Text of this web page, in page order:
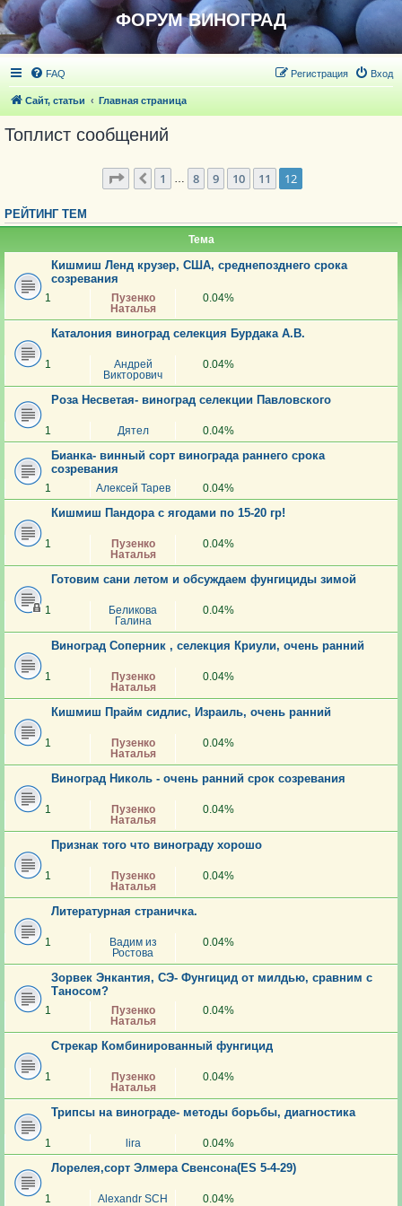
ФОРУМ ВИНОГРАД
FAQ Вход
Регистрация
Сайт, статьи Главная страница
Топлист сообщений
Страница 56из57
Пред.
1 … 8 9 10 11 12
РЕЙТИНГ ТЕМ
Тема
Кишмиш Ленд крузер, США, среднепозднего срока
созревания
1
Пузенко
Наталья
0.04%
Каталония виноград селекция Бурдака А.В.
1
Андрей
Викторович
0.04%
Роза Несветая- виноград селекции Павловского
1 Дятел 0.04%
Бианка- винный сорт винограда раннего срока
созревания
1 Алексей Тарев 0.04%
Кишмиш Пандора с ягодами по 15-20 гр!
1
Пузенко
Наталья
0.04%
Готовим сани летом и обсуждаем фунгициды зимой
1
Беликова
Галина
0.04%
Виноград Соперник , селекция Криули, очень ранний
1
Пузенко
Наталья
0.04%
Кишмиш Прайм сидлис, Израиль, очень ранний
1
Пузенко
Наталья
0.04%
Виноград Николь - очень ранний срок созревания
1
Пузенко
Наталья
0.04%
Признак того что винограду хорошо
1
Пузенко
Наталья
0.04%
Литературная страничка.
1
Вадим из
Ростова
0.04%
Зорвек Энкантия, СЭ- Фунгицид от милдью, сравним с
Таносом?
1
Пузенко
Наталья
0.04%
Стрекар Комбинированный фунгицид
1
Пузенко
Наталья
0.04%
Трипсы на винограде- методы борьбы, диагностика
1 lira 0.04%
Лорелея,сорт Элмера Свенсона(ES 5-4-29)
1 Alexandr SCH 0.04%